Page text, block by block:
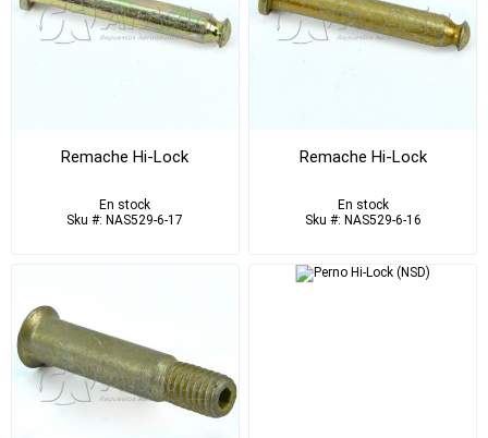
Remache Hi-Lock
En stock
Sku #: NAS529-6-17
Remache Hi-Lock
En stock
Sku #: NAS529-6-16